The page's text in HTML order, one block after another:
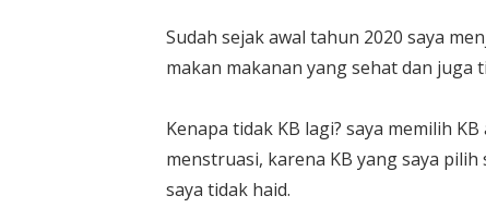
Sudah sejak awal tahun 2020 saya
makan makanan yang sehat dan juga
Kenapa tidak KB lagi? saya memilih
menstruasi, karena KB yang saya
saya tidak haid.